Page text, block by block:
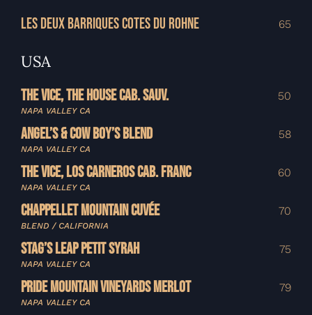
LES DEUX BARRIQUES COTES DU ROHNE 65
USA
THE VICE, THE HOUSE CAB. SAUV.
NAPA VALLEY CA
50
ANGEL’S & COW BOY’S BLEND
NAPA VALLEY CA
58
THE VICE, LOS CARNEROS CAB. FRANC
NAPA VALLEY CA
60
CHAPPELLET MOUNTAIN CUVÉE
BLEND / CALIFORNIA
70
STAG’S LEAP PETIT SYRAH
NAPA VALLEY CA
75
PRIDE MOUNTAIN VINEYARDS MERLOT
NAPA VALLEY CA
79